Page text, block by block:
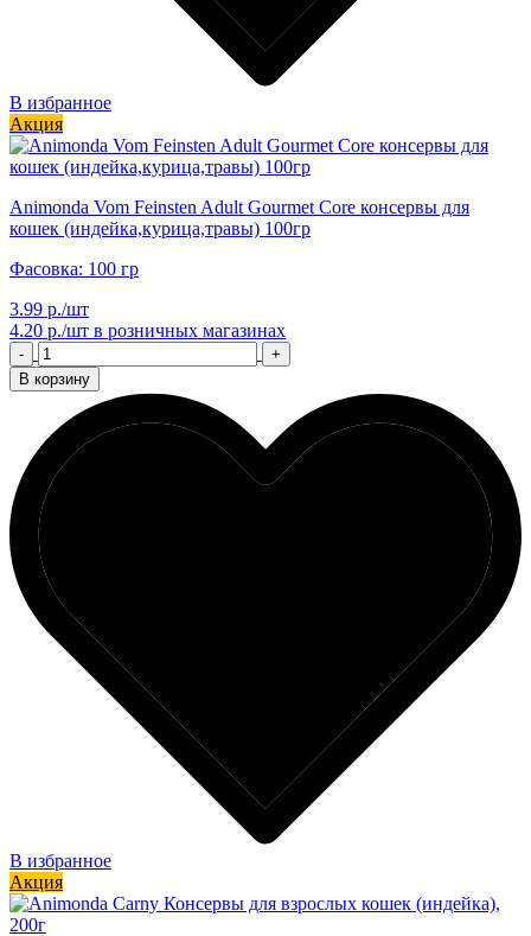
В избранное
Акция
Animonda Vom Feinsten Adult Gourmet Core консервы для
кошек (индейка,курица,травы) 100гр
Фасовка: 100 гр
3.99 р./шт
4.20 р./шт в розничных магазинах
-
+
В корзину
В избранное
Акция